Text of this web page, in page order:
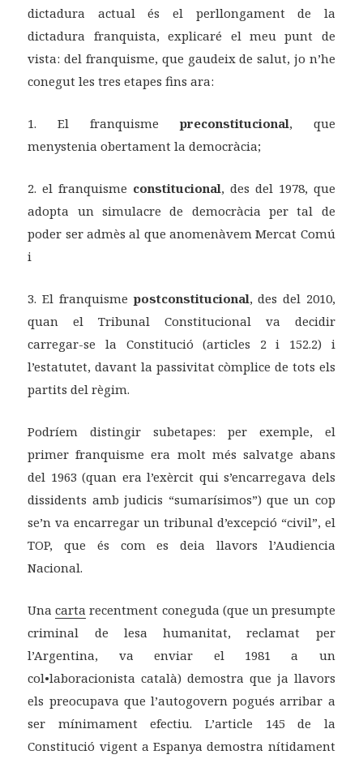
dictadura actual és el perllongament de la
dictadura franquista, explicaré el meu punt de
vista: del franquisme, que gaudeix de salut, jo n’he
conegut les tres etapes fins ara:
1. El franquisme preconstitucional, que
menystenia obertament la democràcia;
2. el franquisme constitucional, des del 1978, que
adopta un simulacre de democràcia per tal de
poder ser admès al que anomenàvem Mercat Comú
i
3. El franquisme postconstitucional, des del 2010,
quan el Tribunal Constitucional va decidir
carregar-se la Constitució (articles 2 i 152.2) i
l’estatutet, davant la passivitat còmplice de tots els
partits del règim.
Podríem distingir subetapes: per exemple, el
primer franquisme era molt més salvatge abans
del 1963 (quan era l’exèrcit qui s’encarregava dels
dissidents amb judicis “sumarísimos”) que un cop
se’n va encarregar un tribunal d’excepció “civil”, el
TOP, que és com es deia llavors l’Audiencia
Nacional.
Unacarta recentment coneguda (que un presumpte
criminal de lesa humanitat, reclamat per
l’Argentina, va enviar el 1981 a un
col•laboracionista català) demostra que ja llavors
els preocupava que l’autogovern pogués arribar a
ser mínimament efectiu. L’article 145 de la
Constitució vigent a Espanya demostra nítidament